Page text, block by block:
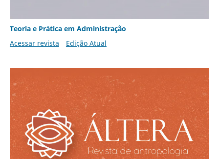
Teoria e Prática em Administração
Acessar revista
Edição Atual